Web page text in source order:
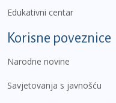
Edukativni centar
Korisne poveznice
Narodne novine
Savjetovanja s javnošću